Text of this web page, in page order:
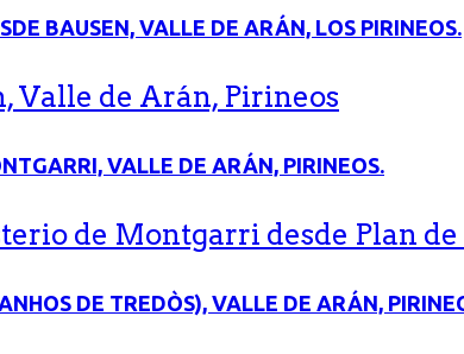
Valle de Arán, Pirineos
de Montgarri desde Plan